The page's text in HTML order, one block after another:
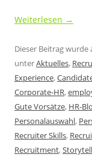
Weiterlesen →
Dieser Beitrag wurde
unterAktuelles,
Experience,
Corporate-HR,
Gute Vorsätze, HR-
Personalauswahl,
Recruiter Skills,
Recruitment,